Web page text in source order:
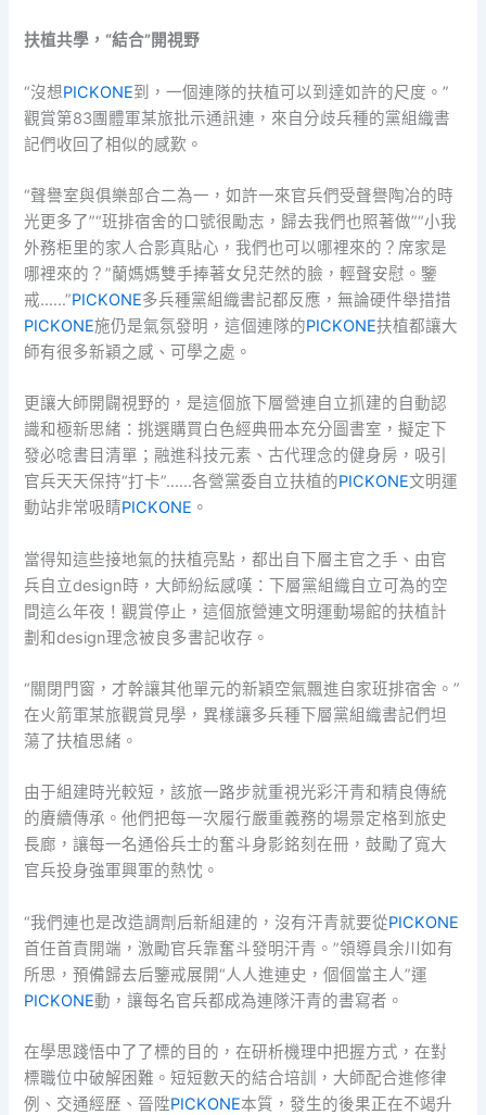
扶植共學，“結合”開視野
“沒想PICKONE到，一個連隊的扶植可以到達如許的尺度。”
觀賞第83團體軍某旅批示通訊連，來自分歧兵種的黨組織書
記們收回了相似的感歎。
“聲譽室與俱樂部合二為一，如許一來官兵們受聲譽陶冶的時
光更多了”“班排宿舍的口號很勵志，歸去我們也照著做”“小我
外務柜里的家人合影真貼心，我們也可以哪裡來的？席家是
哪裡來的？”蘭媽媽雙手捧著女兒茫然的臉，輕聲安慰。鑒
戒……”PICKONE多兵種黨組織書記都反應，無論硬件舉措措
PICKONE施仍是氣氛發明，這個連隊的PICKONE扶植都讓大
師有很多新穎之感、可學之處。
更讓大師開闢視野的，是這個旅下層營連自立抓建的自動認
識和極新思緒：挑選購買白色經典冊本充分圖書室，擬定下
發必唸書目清單；融進科技元素、古代理念的健身房，吸引
官兵天天保持“打卡”……各營黨委自立扶植的PICKONE文明運
動站非常吸睛PICKONE 。
當得知這些接地氣的扶植亮點，都出自下層主官之手、由官
兵自立design時，大師紛紜感嘆：下層黨組織自立可為的空
間這么年夜！觀賞停止，這個旅營連文明運動場館的扶植計
劃和design理念被良多書記收存。
“關閉門窗，才幹讓其他單元的新穎空氣飄進自家班排宿舍。”
在火箭軍某旅觀賞見學，異樣讓多兵種下層黨組織書記們坦
蕩了扶植思緒。
由于組建時光較短，該旅一路步就重視光彩汗青和精良傳統
的賡續傳承。他們把每一次履行嚴重義務的場景定格到旅史
長廊，讓每一名通俗兵士的奮斗身影銘刻在冊，鼓勵了寬大
官兵投身強軍興軍的熱忱。
“我們連也是改造調劑后新組建的，沒有汗青就要從PICKONE
首任首責開端，激勵官兵靠奮斗發明汗青。”領導員余川如有
所思，預備歸去后鑒戒展開“人人進連史，個個當主人”運
PICKONE動，讓每名官兵都成為連隊汗青的書寫者。
在學思踐悟中了了標的目的，在研析機理中把握方式，在對
標職位中破解困難。短短數天的結合培訓，大師配合進修律
例、交通經歷、晉陞PICKONE本質，發生的後果正在不竭升